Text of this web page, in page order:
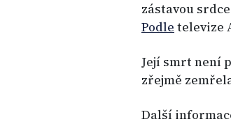
zástavou
Podle televize
Její smrt není
zřejmě
Další